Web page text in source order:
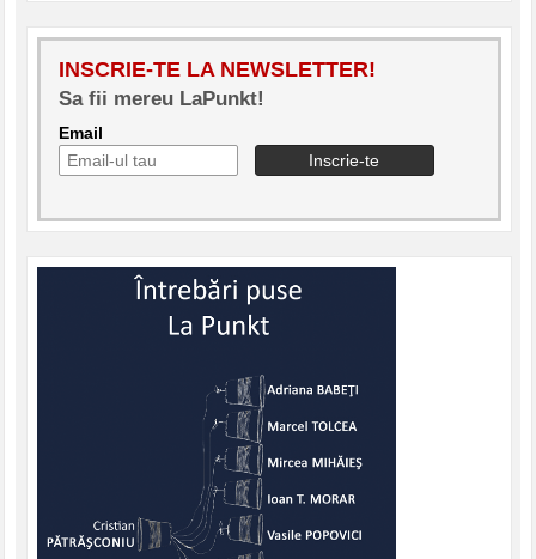
INSCRIE-TE LA NEWSLETTER!
Sa fii mereu LaPunkt!
Email